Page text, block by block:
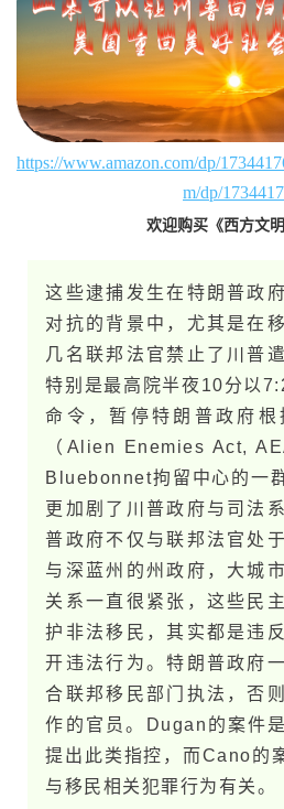
https://www.amazon.com/dp/
m/dp/
欢迎购买《西方文明
这些逮捕发生在特朗普政
对抗的背景中，尤其是在
几名联邦法官禁止了川普
特别是最高院半夜10分以
命令，暂停特朗普政府根
（Alien Enemies Act,
Bluebonnet拘留中心的一
更加剧了川普政府与司法
普政府不仅与联邦法官处
与深蓝州的州政府，大城
关系一直很紧张，这些民
护非法移民，其实都是违
开违法行为。特朗普政府
合联邦移民部门执法，否
作的官员。Dugan的案件
提出此类指控，而Cano的
与移民相关犯罪行为有关。